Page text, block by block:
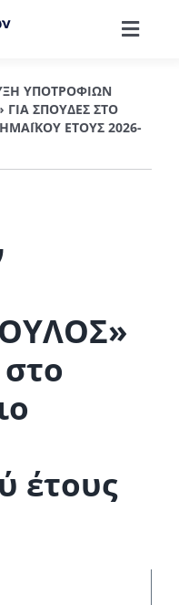
ΥΠΟΤΡΟΦΙΏΝ
ΣΠΟΥΔΈΣ ΣΤΟ
ΈΤΟΥΣ 2026-
έτους